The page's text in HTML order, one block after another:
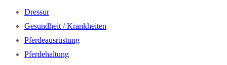
Dressur
Gesundheit / Krankheiten
Pferdeausrüstung
Pferdehaltung